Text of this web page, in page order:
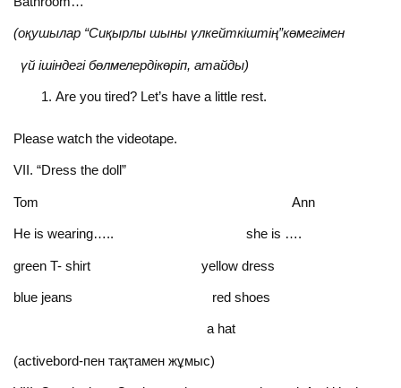
(оқушылар “Сиқырлы шыны үлкейткіштің”көмегімен
үй ішіндегі бөлмелердікөріп, атайды)
Are you tired? Let’s have a little rest.
Please watch the videotape.
VII. “Dress the doll”
Tom Ann
He is wearing….. she is ….
green T- shirt yellow dress
blue jeans red shoes
a hat
(activebord-пен тақтамен жұмыс)